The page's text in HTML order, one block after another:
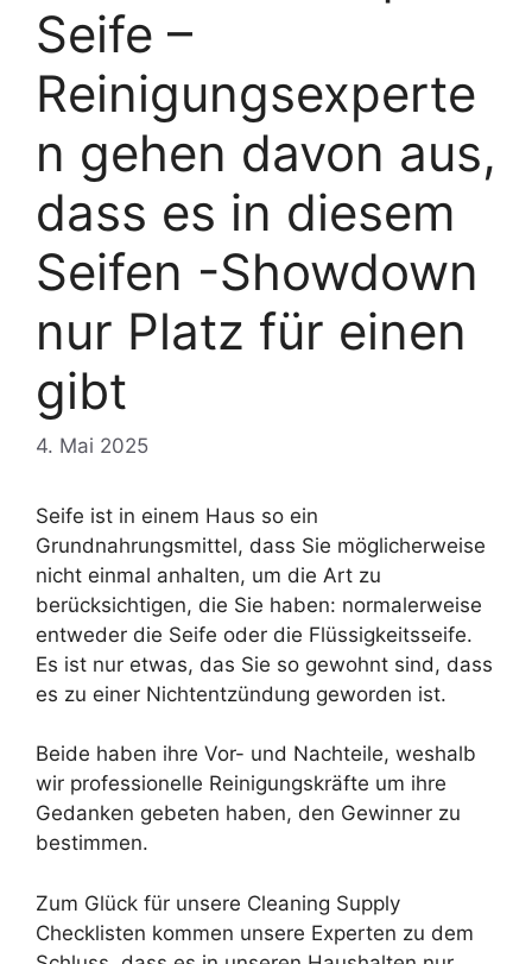
Seife –
Reinigungsexperte
n gehen davon aus,
dass es in diesem
Seifen -Showdown
nur Platz für einen
gibt
4. Mai 2025
Seife ist in einem Haus so ein
Grundnahrungsmittel, dass Sie möglicherweise
nicht einmal anhalten, um die Art zu
berücksichtigen, die Sie haben: normalerweise
entweder die Seife oder die Flüssigkeitsseife.
Es ist nur etwas, das Sie so gewohnt sind, dass
es zu einer Nichtentzündung geworden ist.
Beide haben ihre Vor- und Nachteile, weshalb
wir professionelle Reinigungskräfte um ihre
Gedanken gebeten haben, den Gewinner zu
bestimmen.
Zum Glück für unsere Cleaning Supply
Checklisten kommen unsere Experten zu dem